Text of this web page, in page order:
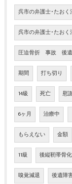
呉市の弁護士･たお
呉市の弁護士･たお
圧迫骨折 事故 後
期間 打ち切り
14級 死亡 慰
6ヶ月 治療中
もらえない 金額
11級 後縦靭帯骨
嗅覚減退 後遺障